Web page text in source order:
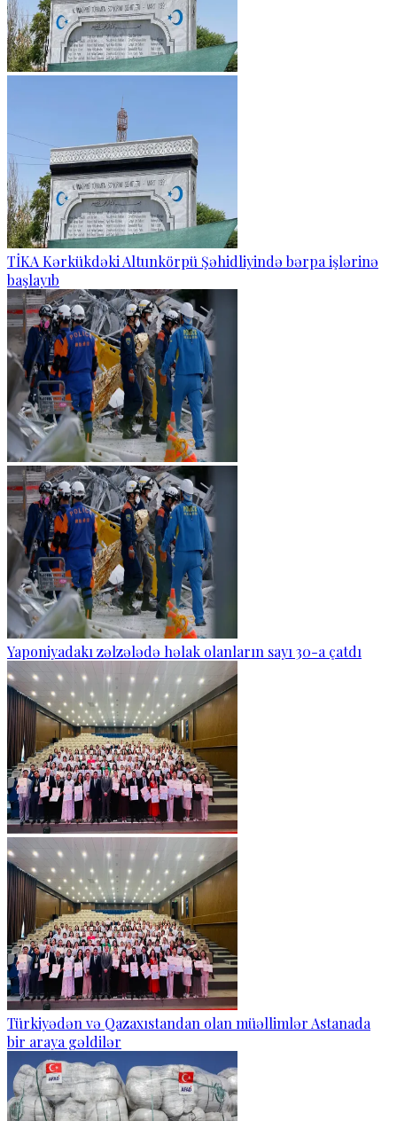
TİKA Kərkükdəki Altunkörpü Şəhidliyində bərpa işlərinə
başlayıb
Yaponiyadakı zəlzələdə həlak olanların sayı 30-a çatdı
Türkiyədən və Qazaxıstandan olan müəllimlər Astanada
bir araya gəldilər